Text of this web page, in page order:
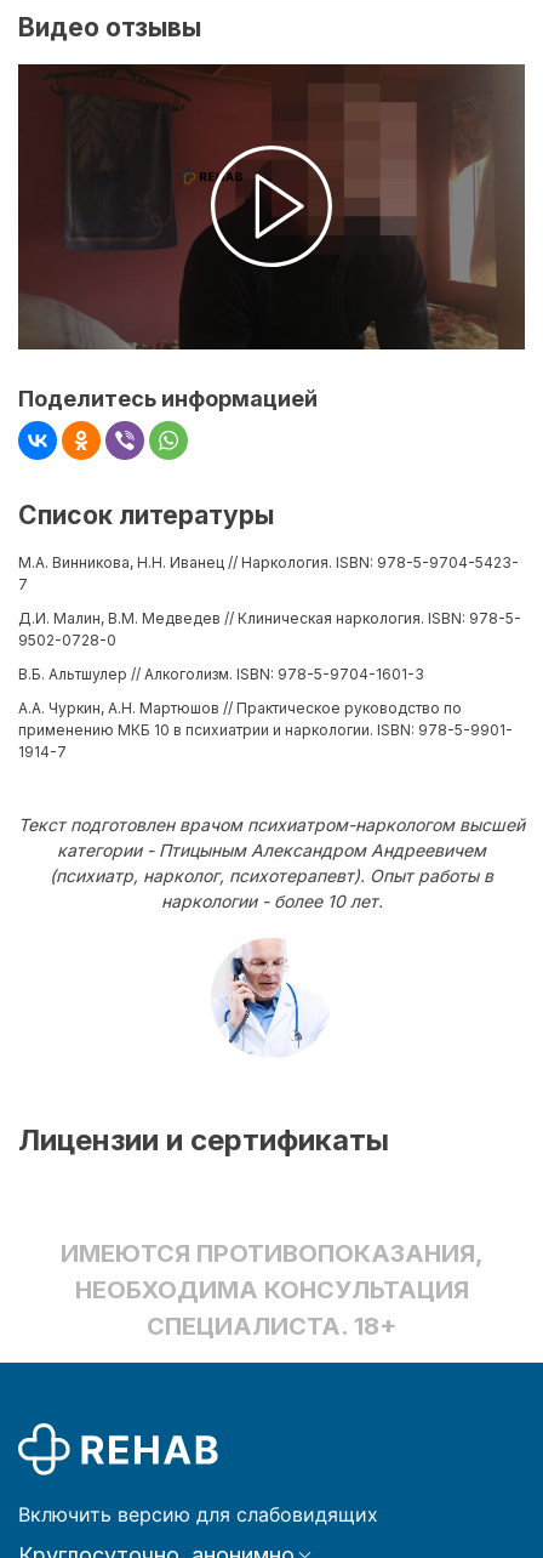
Видео отзывы
Поделитесь информацией
Список литературы
М.А. Винникова, Н.Н. Иванец // Наркология. ISBN: 978-5-9704-5423-
7
Д.И. Малин, В.М. Медведев // Клиническая наркология. ISBN: 978-5-
9502-0728-0
В.Б. Альтшулер // Алкоголизм. ISBN: 978-5-9704-1601-3
А.А. Чуркин, А.Н. Мартюшов // Практическое руководство по
применению МКБ 10 в психиатрии и наркологии. ISBN: 978-5-9901-
1914-7
Текст подготовлен врачом психиатром-наркологом высшей
категории - Птицыным Александром Андреевичем
(психиатр, нарколог, психотерапевт). Опыт работы в
наркологии - более 10 лет.
Лицензии и сертификаты
ИМЕЮТСЯ ПРОТИВОПОКАЗАНИЯ,
НЕОБХОДИМА КОНСУЛЬТАЦИЯ
СПЕЦИАЛИСТА. 18+
Включить версию для слабовидящих